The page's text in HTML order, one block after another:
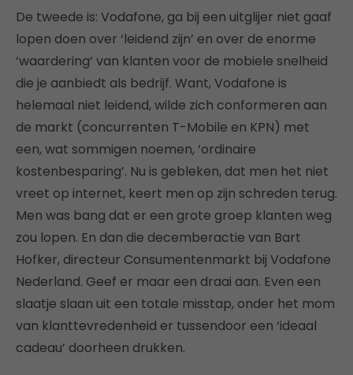
De tweede is: Vodafone, ga bij een uitglijer niet gaaf
lopen doen over ‘leidend zijn’ en over de enorme
‘waardering’ van klanten voor de mobiele snelheid
die je aanbiedt als bedrijf. Want, Vodafone is
helemaal niet leidend, wilde zich conformeren aan
de markt (concurrenten T-Mobile en KPN) met
een, wat sommigen noemen, ‘ordinaire
kostenbesparing’. Nu is gebleken, dat men het niet
vreet op internet, keert men op zijn schreden terug.
Men was bang dat er een grote groep klanten weg
zou lopen. En dan die decemberactie van Bart
Hofker, directeur Consumentenmarkt bij Vodafone
Nederland. Geef er maar een draai aan. Even een
slaatje slaan uit een totale misstap, onder het mom
van klanttevredenheid er tussendoor een ‘ideaal
cadeau’ doorheen drukken.